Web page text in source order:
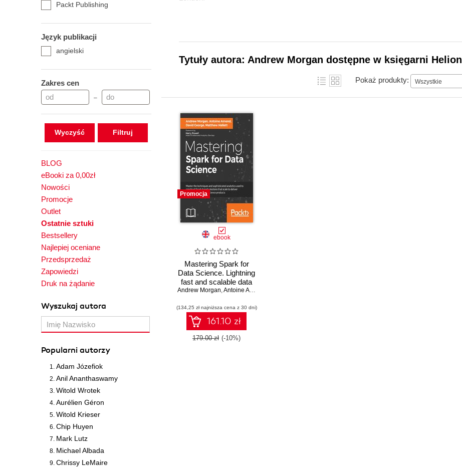
Packt Publishing
Język publikacji
angielski
Zakres cen
–
Wyczyść
BLOG
eBooki za 0,00zł
Nowości
Promocje
Outlet
Ostatnie sztuki
Bestsellery
Najlepiej oceniane
Przedsprzedaż
Zapowiedzi
Druk na żądanie
Wyszukaj autora
Popularni autorzy
Adam Józefiok
Anil Ananthaswamy
Witold Wrotek
Aurélien Géron
Witold Krieser
Chip Huyen
Mark Lutz
Michael Albada
Chrissy LeMaire
Tytuły autora: Andrew Morgan dostępne w księgarni Helion
Pokaż produkty: Wszystkie
Promocja
ebook
Mastering Spark for
Data Science. Lightning
fast and scalable data
science solutions
Andrew Morgan,Antoine Amend
(134,25 zł najniższa cena z 30 dni)
161.10 zł
179.00 zł (-10%)